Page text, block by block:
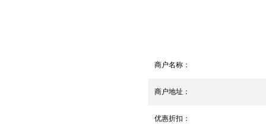
商户名称：
商户地址：
优惠折扣：